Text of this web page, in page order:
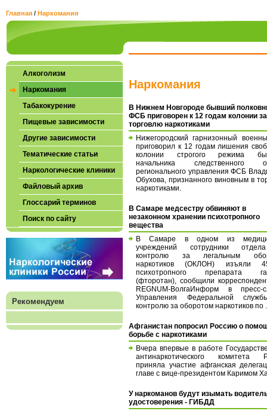
Главная / Наркомания
Алкоголизм
Наркомания
Табакокурение
Пищевые зависимости
Другие зависимости
Тематические статьи
Наркологические клиники
Файловый архив
Глоссарий терминов
Поиск по сайту
Рекомендуем
Наркомания
В Нижнем Новгороде бывший
ФСБ приговорен к 12 годам колонии за
торговлю наркотиками
Нижегородский гарнизонный
приговорил к 12 годам лишения
колонии строгого режима
начальника следственного
регионального управления ФСБ
Обухова, признанного виновным в
наркотиками.
В Самаре медсестру обвиняют в
незаконном хранении психотропного
вещества
В Самаре в одном из
учреждений сотрудники
контролю за легальным
наркотиков (ОКЛОН) изъяли
психотропного препарата
(фторотан), сообщили
REGNUM-ВолгаИнформ в пресс-
Управления Федеральной
контролю за оборотом наркотиков по
Афганистан попросил Россию о
борьбе с наркотиками
Вчера впервые в работе
антинаркотического комитета
приняла участие афганская
главе с вице-президентом Каримом
У наркоманов будут изымать
удостоверения - ГИБДД